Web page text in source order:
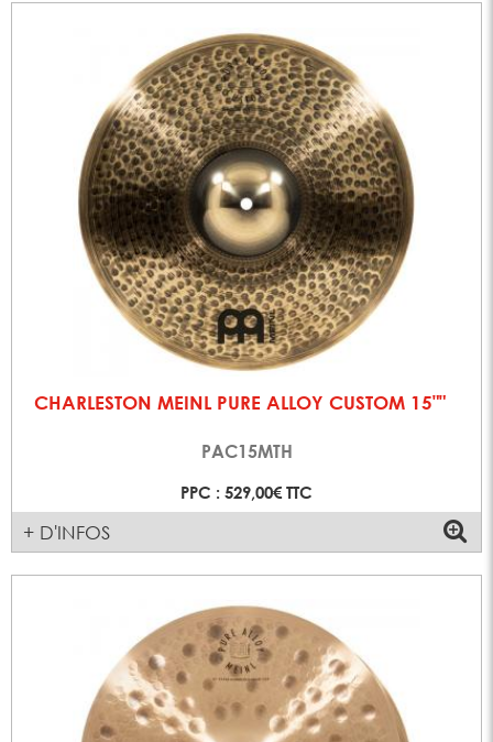
CHARLESTON MEINL PURE ALLOY CUSTOM 15""
PAC15MTH
PPC : 529,00€ TTC
+ D'INFOS